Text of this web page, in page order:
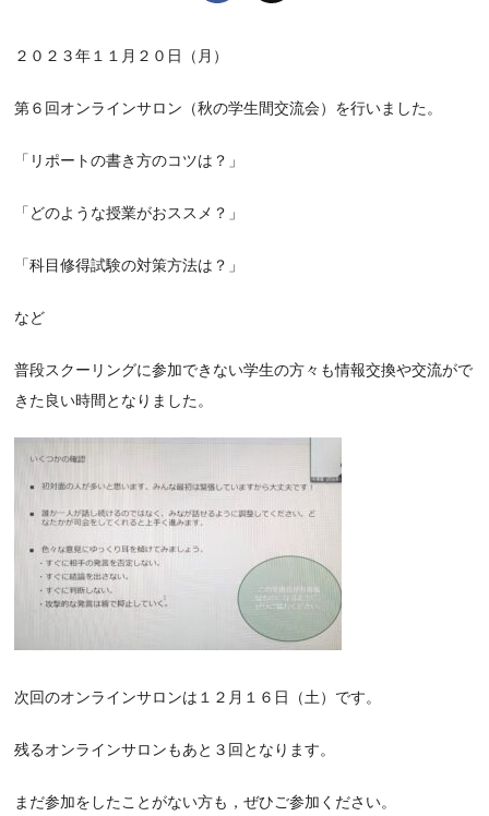
２０２３年１１月２０日（月）
第６回オンラインサロン（秋の学生間交流会）を行いました。
「リポートの書き方のコツは？」
「どのような授業がおススメ？」
「科目修得試験の対策方法は？」
など
普段スクーリングに参加できない学生の方々も情報交換や交流がで
きた良い時間となりました。
次回のオンラインサロンは１２月１６日（土）です。
残るオンラインサロンもあと３回となります。
まだ参加をしたことがない方も，ぜひご参加ください。